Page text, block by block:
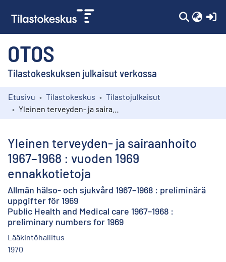
OTOS
Tilastokeskuksen julkaisut verkossa
Kokoelmat
Etusivu Tilastokeskus
Tilastojulkaisut
Yleinen terveyden- ja sairaanhoito
1967–1968 : vuoden 1969
ennakkotietoja
Allmän hälso- och sjukvård 1967–1968 : preliminärä
uppgifter för 1969
Public Health and Medical care 1967–1968 :
preliminary numbers for 1969
Lääkintöhallitus
1970